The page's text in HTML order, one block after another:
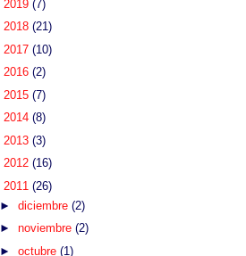
2019 (7)
2018 (21)
2017 (10)
2016 (2)
2015 (7)
2014 (8)
2013 (3)
2012 (16)
2011 (26)
► diciembre (2)
► noviembre (2)
► octubre (1)